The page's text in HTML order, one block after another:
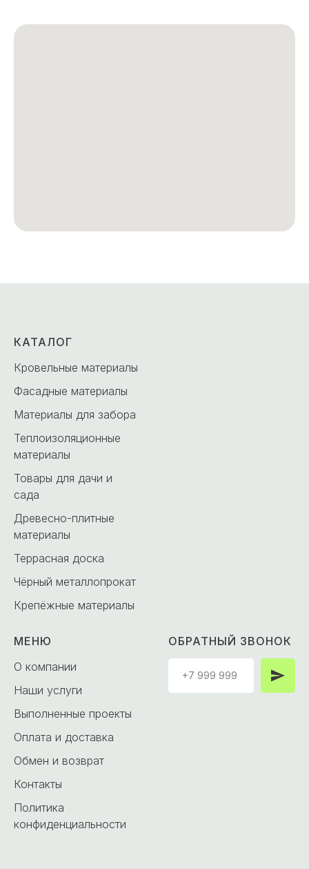
КАТАЛОГ
Кровельные материалы
Фасадные материалы
Материалы для забора
Теплоизоляционные
материалы
Товары для дачи и
сада
Древесно-плитные
материалы
Террасная доска
Чёрный металлопрокат
Крепёжные материалы
МЕНЮ
О компании
Наши услуги
Выполненные проекты
Оплата и доставка
Обмен и возврат
Контакты
Политика
конфиденциальности
ОБРАТНЫЙ ЗВОНОК